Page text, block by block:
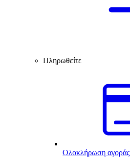
Πληρωθείτε
Ολοκλήρωση αγοράς